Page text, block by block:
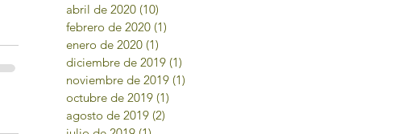
abril de 2020 (10)
febrero de 2020 (1)
enero de 2020 (1)
diciembre de 2019 (1)
noviembre de 2019 (1)
octubre de 2019 (1)
agosto de 2019 (2)